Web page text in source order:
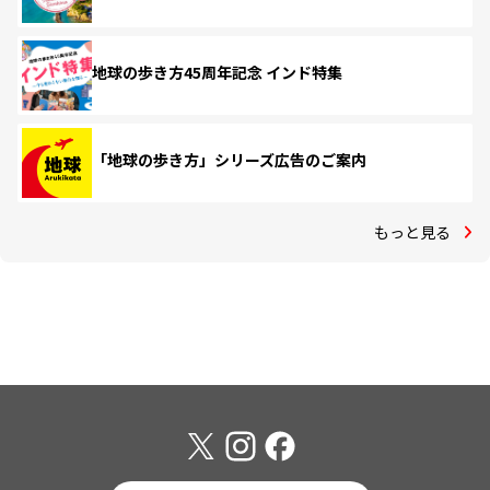
地球の歩き方45周年記念 インド特集
「地球の歩き方」シリーズ広告のご案内
もっと見る